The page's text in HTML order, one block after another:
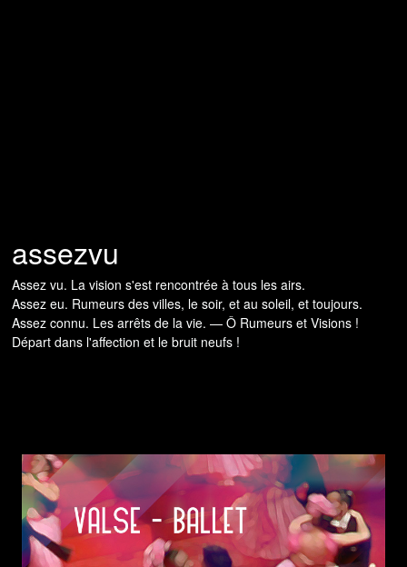
assezvu
Assez vu. La vision s'est rencontrée à tous les airs.
Assez eu. Rumeurs des villes, le soir, et au soleil, et toujours.
Assez connu. Les arrêts de la vie. — Ô Rumeurs et Visions !
Départ dans l'affection et le bruit neufs !